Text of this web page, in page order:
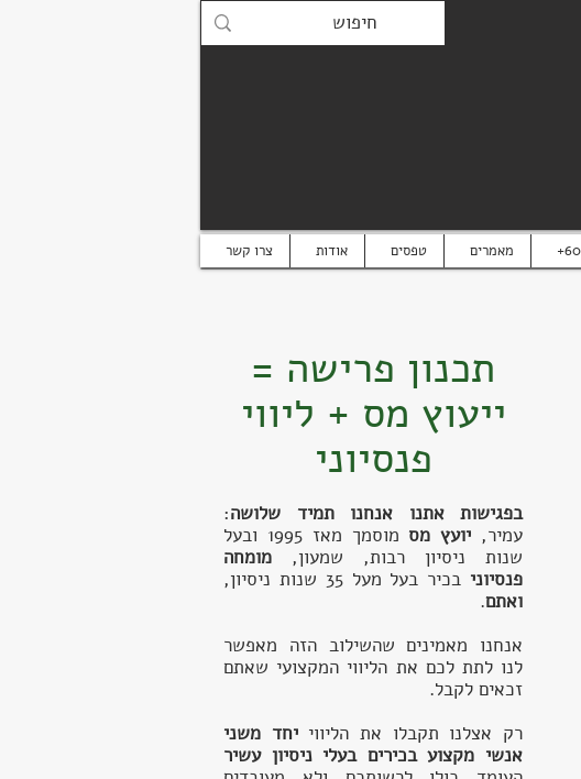
צרו קשר אודות טפסים מאמרים
תכנון פרישה =
ייעוץ מס + ליווי
פנסיוני
בפגישות אתנו אנחנו תמיד שלושה:
עמיר, יועץ מס מוסמך מאז 1995 ו
בעל
שנות ניסיון רבות, שמעון, מומחה
פנסיוני בכיר בעל מעל 35 שנות ניסיון,
ואתם.
אנחנו מאמינים שהשילוב הזה מאפשר
לנו לתת לכם את הליווי המקצועי שאתם
זכאים לקבל.
רק אצלנו תקבלו את הליווייחד משני
אנשי מקצוע בכירים בעלי ניסיון עשיר